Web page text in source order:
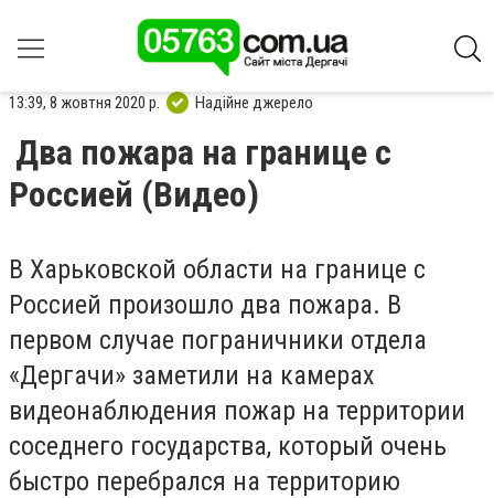
13:39, 8 жовтня 2020 р. Надійне джерело
Два пожара на границе с
Россией (Видео)
В Харьковской области на границе с
Россией произошло два пожара. В
первом случае пограничники отдела
«Дергачи» заметили на камерах
видеонаблюдения пожар на территории
соседнего государства, который очень
быстро перебрался на территорию